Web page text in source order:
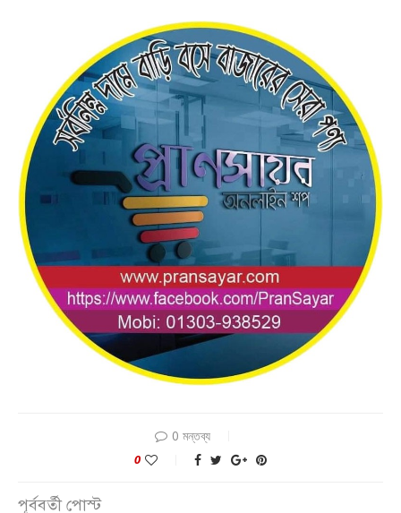
0 মন্তব্য
0
পূর্ববর্তী পোস্ট